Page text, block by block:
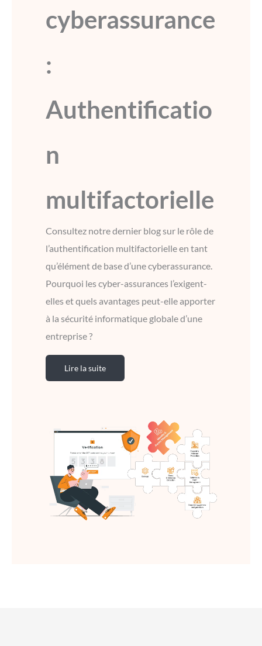
cyberassurance
:
Authentificatio
n
multifactorielle
Consultez notre dernier blog sur le rôle de
l’authentification multifactorielle en tant
qu’élément de base d’une cyberassurance.
Pourquoi les cyber-assurances l’exigent-
elles et quels avantages peut-elle apporter
à la sécurité informatique globale d’une
entreprise ?
Lire la suite